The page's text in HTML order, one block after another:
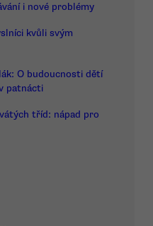
i nové problémy
kvůli svým
O budoucnosti dětí
patnácti
tříd: nápad pro